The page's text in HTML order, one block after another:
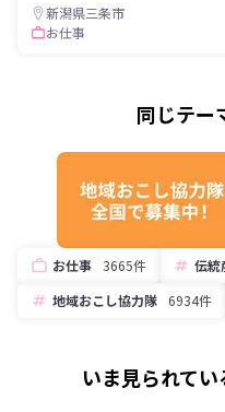
新潟県三条市
お仕事
同じテー
お仕事 3665件 伝統
地域おこし協力隊
6934件
いま見られて